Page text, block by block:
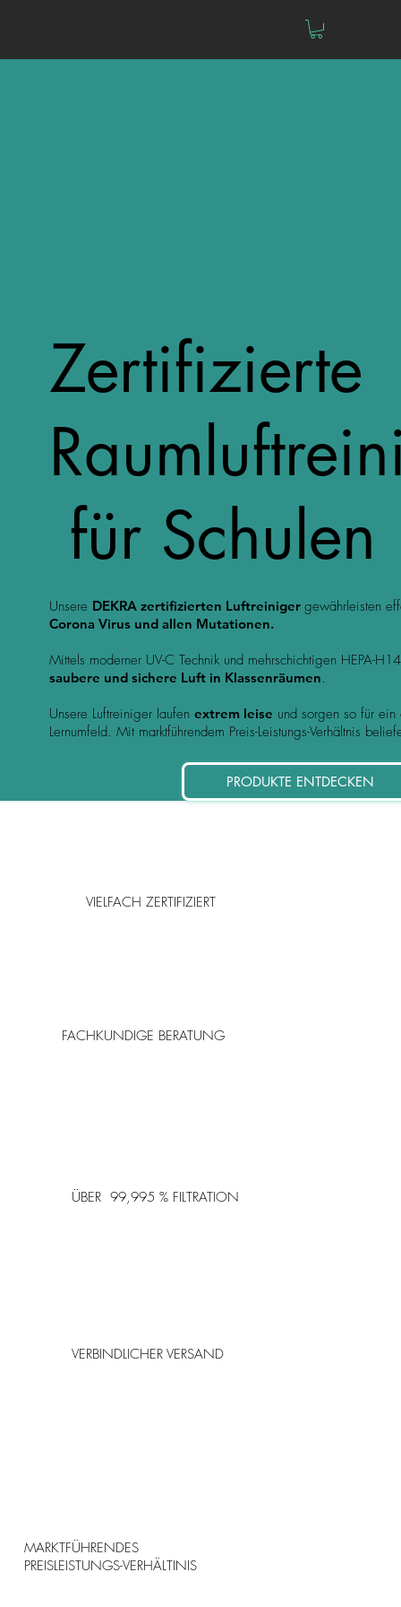
Zertifizierte
für Schulen
Unsere DEKRA zertifizierten Luftreiniger gewährleisten
Corona Virus und allen Mutationen.
Mittels moderner UV-C Technik und mehrschichtigen HEPA-
saubere und sichere Luft in Klassenräumen.
Unsere Luftreiniger laufenextrem leise und sorgen so für ein
Lernumfeld.Mit marktführendem Preis-Leistungs-Verhältnis
PRODUKTE ENTDECKEN
VIELFACH ZERTIFIZIERT
FACHKUNDIGE BERATUNG
ÜBER 99,995 % FILTRATION
VERBINDLICHER VERSAND
MARKTFÜHRENDES
PREISLEISTUNGS-VERHÄLTINIS